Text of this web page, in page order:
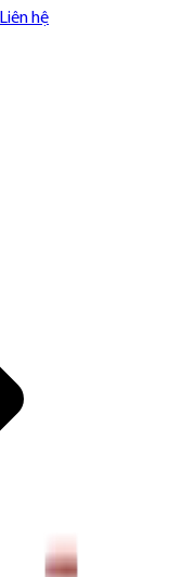
Liên hệ